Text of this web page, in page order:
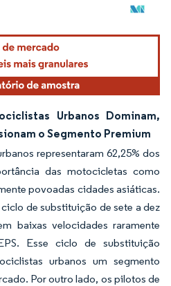
requer atribuição conforme CC BY 4.0.
Urbanos Dominam,
o Segmento Premium
representaram 62,25% dos
das motocicletas como
povoadas cidades asiáticas.
de substituição de sete a dez
baixas velocidades raramente
Esse ciclo de substituição
urbanos um segmento
Por outro lado, os pilotos de